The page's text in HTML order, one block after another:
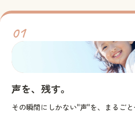
01
声を残す
声を、残す。
その瞬間にしかない"声"を、まるご